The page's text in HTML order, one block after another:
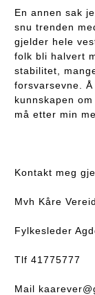
En annen sak
snu trenden
gjelder hele
folk bli halvert
stabilitet,
forsvarsevne.
kunnskapen
må etter min
Kontakt meg
Mvh Kåre
Fylkesleder
Tlf 41775777
Mail